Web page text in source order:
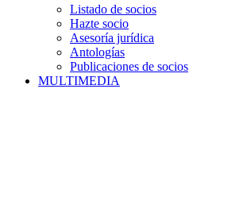
Listado de socios
Hazte socio
Asesoría jurídica
Antologías
Publicaciones de socios
MULTIMEDIA